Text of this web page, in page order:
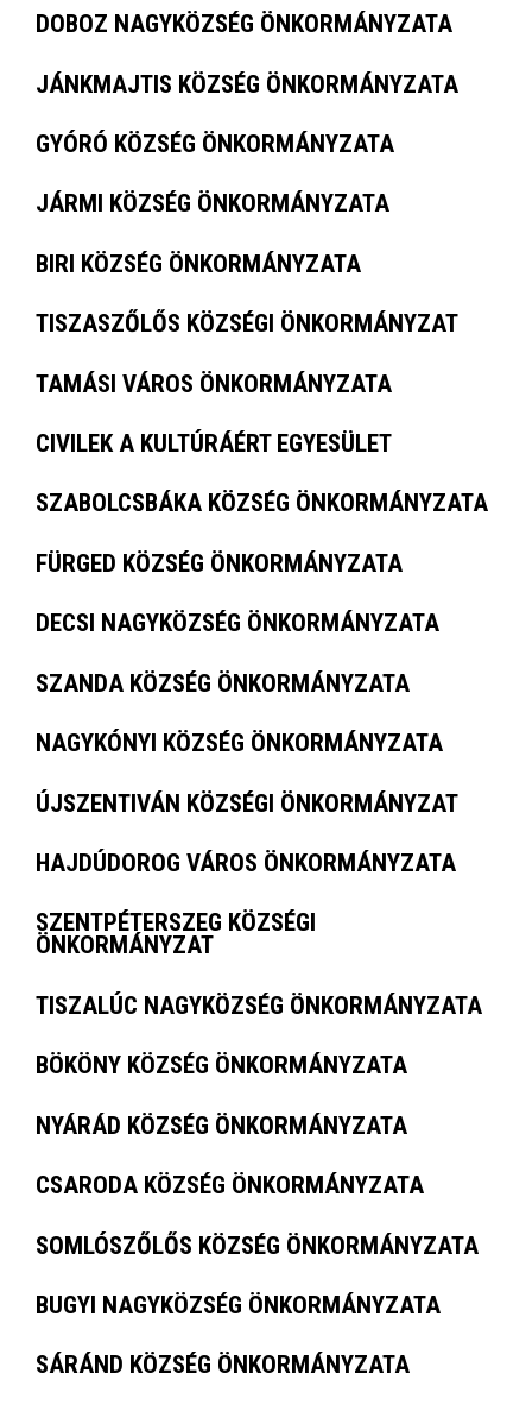
DOBOZ NAGYKÖZSÉG ÖNKORMÁNYZATA
JÁNKMAJTIS KÖZSÉG ÖNKORMÁNYZATA
GYÓRÓ KÖZSÉG ÖNKORMÁNYZATA
JÁRMI KÖZSÉG ÖNKORMÁNYZATA
BIRI KÖZSÉG ÖNKORMÁNYZATA
TISZASZŐLŐS KÖZSÉGI ÖNKORMÁNYZAT
TAMÁSI VÁROS ÖNKORMÁNYZATA
CIVILEK A KULTÚRÁÉRT EGYESÜLET
SZABOLCSBÁKA KÖZSÉG ÖNKORMÁNYZATA
FÜRGED KÖZSÉG ÖNKORMÁNYZATA
DECSI NAGYKÖZSÉG ÖNKORMÁNYZATA
SZANDA KÖZSÉG ÖNKORMÁNYZATA
NAGYKÓNYI KÖZSÉG ÖNKORMÁNYZATA
ÚJSZENTIVÁN KÖZSÉGI ÖNKORMÁNYZAT
HAJDÚDOROG VÁROS ÖNKORMÁNYZATA
SZENTPÉTERSZEG KÖZSÉGI
ÖNKORMÁNYZAT
TISZALÚC NAGYKÖZSÉG ÖNKORMÁNYZATA
BÖKÖNY KÖZSÉG ÖNKORMÁNYZATA
NYÁRÁD KÖZSÉG ÖNKORMÁNYZATA
CSARODA KÖZSÉG ÖNKORMÁNYZATA
SOMLÓSZŐLŐS KÖZSÉG ÖNKORMÁNYZATA
BUGYI NAGYKÖZSÉG ÖNKORMÁNYZATA
SÁRÁND KÖZSÉG ÖNKORMÁNYZATA